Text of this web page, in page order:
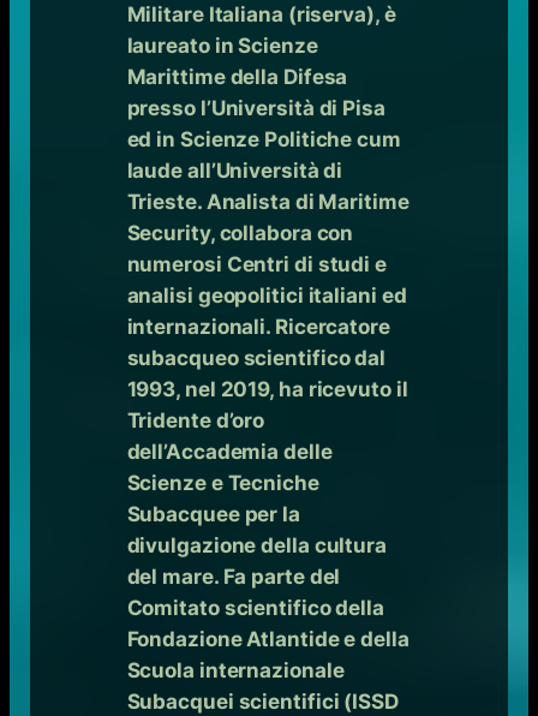
Militare Italiana (riserva), è
laureato in Scienze
Marittime della Difesa
presso l’Università di Pisa
ed in Scienze Politiche cum
laude all’Università di
Trieste. Analista di Maritime
Security, collabora con
numerosi Centri di studi e
analisi geopolitici italiani ed
internazionali. Ricercatore
subacqueo scientifico dal
1993, nel 2019, ha ricevuto il
Tridente d’oro
dell’Accademia delle
Scienze e Tecniche
Subacquee per la
divulgazione della cultura
del mare. Fa parte del
Comitato scientifico della
Fondazione Atlantide e della
Scuola internazionale
Subacquei scientifici (ISSD